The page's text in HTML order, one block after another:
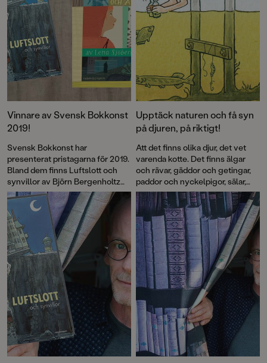
Vinnare av Svensk Bokkonst
2019!
Svensk Bokkonst har
presenterat pristagarna för 2019.
Bland dem finns Luftslott och
synvillor av Björn Bergenholtz
och Min syster är ett spöke av
Lena Sjöberg.
Upptäck naturen och få syn
på djuren, på riktigt!
Att det finns olika djur, det vet
varenda kotte. Det finns älgar
och rävar, gäddor och getingar,
paddor och nyckelpigor, sälar,
maskar, kråkor, fjärilar och många
fler. Men hur får man se dem i
verkligheten? Det vet Björn
Bergenholtz som i en ny bok
delar med sig av sina bästa tips.